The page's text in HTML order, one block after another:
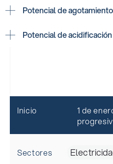
Potencial de
Potencial de acidificación
Inicio
1 de
Sectores